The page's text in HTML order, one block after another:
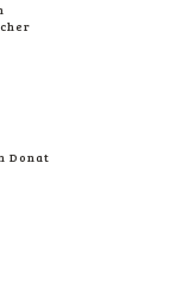
Donat